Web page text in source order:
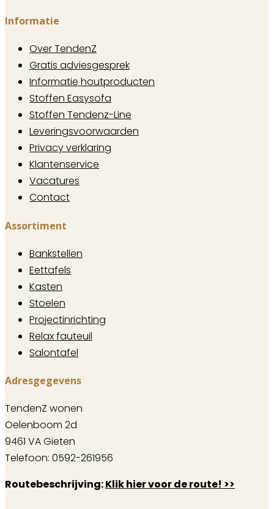
Informatie
Over TendenZ
Gratis adviesgesprek
Informatie houtproducten
Stoffen Easysofa
Stoffen Tendenz-Line
Leveringsvoorwaarden
Privacy verklaring
Klantenservice
Vacatures
Contact
Assortiment
Bankstellen
Eettafels
Kasten
Stoelen
Projectinrichting
Relax fauteuil
Salontafel
Adresgegevens
TendenZ wonen
Oelenboom 2d
9461 VA Gieten
Telefoon: 0592-261956
Routebeschrijving:Klik hier voor de route! >>